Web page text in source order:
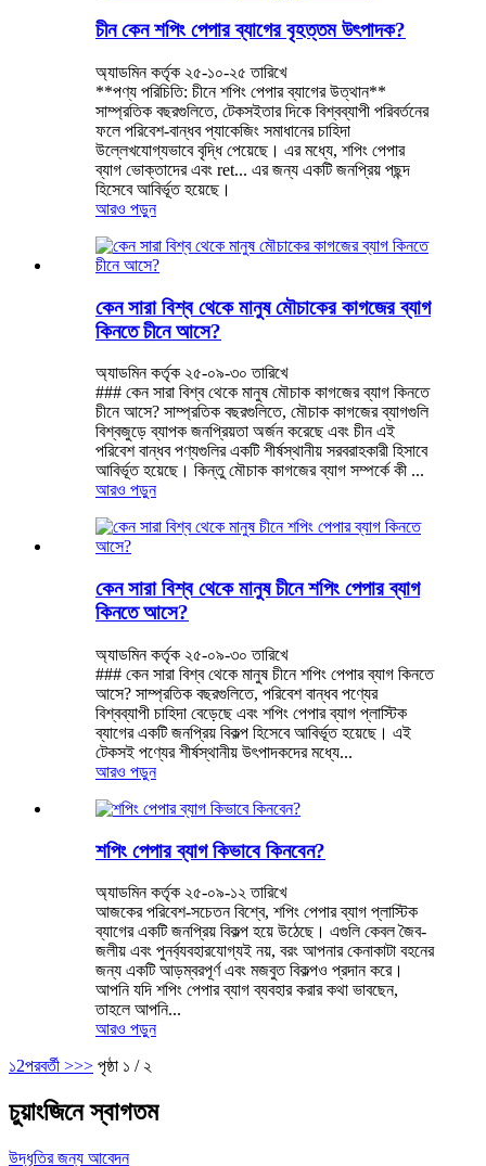
চীন কেন শপিং পেপার ব্যাগের বৃহত্তম উৎপাদক?
অ্যাডমিন কর্তৃক ২৫-১০-২৫ তারিখে
**পণ্য পরিচিতি: চীনে শপিং পেপার ব্যাগের উত্থান**
সাম্প্রতিক বছরগুলিতে, টেকসইতার দিকে বিশ্বব্যাপী পরিবর্তনের
ফলে পরিবেশ-বান্ধব প্যাকেজিং সমাধানের চাহিদা
উল্লেখযোগ্যভাবে বৃদ্ধি পেয়েছে। এর মধ্যে, শপিং পেপার
ব্যাগ ভোক্তাদের এবং ret... এর জন্য একটি জনপ্রিয় পছন্দ
হিসেবে আবির্ভূত হয়েছে।
আরও পড়ুন
কেন সারা বিশ্ব থেকে মানুষ মৌচাকের কাগজের ব্যাগ
কিনতে চীনে আসে?
অ্যাডমিন কর্তৃক ২৫-০৯-৩০ তারিখে
### কেন সারা বিশ্ব থেকে মানুষ মৌচাক কাগজের ব্যাগ কিনতে
চীনে আসে? সাম্প্রতিক বছরগুলিতে, মৌচাক কাগজের ব্যাগগুলি
বিশ্বজুড়ে ব্যাপক জনপ্রিয়তা অর্জন করেছে এবং চীন এই
পরিবেশ বান্ধব পণ্যগুলির একটি শীর্ষস্থানীয় সরবরাহকারী হিসাবে
আবির্ভূত হয়েছে। কিন্তু মৌচাক কাগজের ব্যাগ সম্পর্কে কী ...
আরও পড়ুন
কেন সারা বিশ্ব থেকে মানুষ চীনে শপিং পেপার ব্যাগ
কিনতে আসে?
অ্যাডমিন কর্তৃক ২৫-০৯-৩০ তারিখে
### কেন সারা বিশ্ব থেকে মানুষ চীনে শপিং পেপার ব্যাগ কিনতে
আসে? সাম্প্রতিক বছরগুলিতে, পরিবেশ বান্ধব পণ্যের
বিশ্বব্যাপী চাহিদা বেড়েছে এবং শপিং পেপার ব্যাগ প্লাস্টিক
ব্যাগের একটি জনপ্রিয় বিকল্প হিসেবে আবির্ভূত হয়েছে। এই
টেকসই পণ্যের শীর্ষস্থানীয় উৎপাদকদের মধ্যে...
আরও পড়ুন
শপিং পেপার ব্যাগ কিভাবে কিনবেন?
অ্যাডমিন কর্তৃক ২৫-০৯-১২ তারিখে
আজকের পরিবেশ-সচেতন বিশ্বে, শপিং পেপার ব্যাগ প্লাস্টিক
ব্যাগের একটি জনপ্রিয় বিকল্প হয়ে উঠেছে। এগুলি কেবল জৈব-
জলীয় এবং পুনর্ব্যবহারযোগ্যই নয়, বরং আপনার কেনাকাটা বহনের
জন্য একটি আড়ম্বরপূর্ণ এবং মজবুত বিকল্পও প্রদান করে।
আপনি যদি শপিং পেপার ব্যাগ ব্যবহার করার কথা ভাবছেন,
তাহলে আপনি...
আরও পড়ুন
১2পরবর্তী >>> পৃষ্ঠা ১ / ২
চুয়াংজিনে স্বাগতম
উদ্ধৃতির জন্য আবেদন